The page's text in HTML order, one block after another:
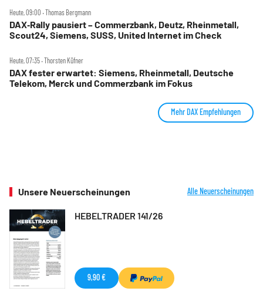
Heute, 09:00 ‧ Thomas Bergmann
DAX‑Rally pausiert – Commerzbank, Deutz, Rheinmetall,
Scout24, Siemens, SUSS, United Internet im Check
Heute, 07:35 ‧ Thorsten Küfner
DAX fester erwartet: Siemens, Rheinmetall, Deutsche
Telekom, Merck und Commerzbank im Fokus
Mehr DAX Empfehlungen
Unsere Neuerscheinungen Alle Neuerscheinungen
HEBELTRADER 141/26
9,90 €